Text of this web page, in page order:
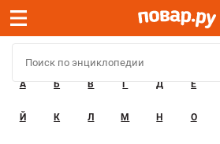
А Б В Г Д Е
Й К Л М Н О